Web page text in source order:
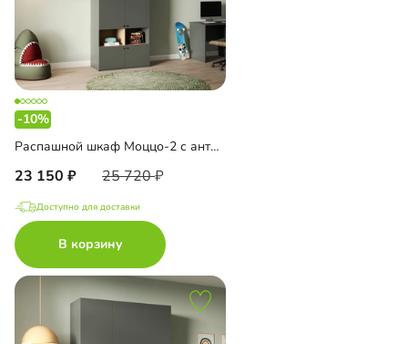
-10%
Распашной шкаф Моццо-2 с антресолью
23 150 25 720
Доступно для доставки
В корзину